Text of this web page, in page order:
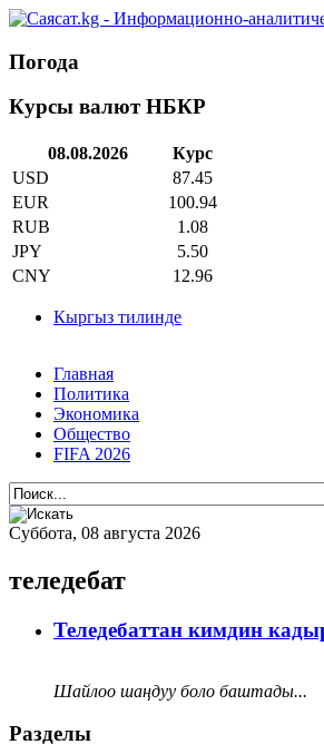
Погода
Курсы валют НБКР
08.08.2026
Курс
USD
87.45
EUR
100.94
RUB
1.08
JPY
5.50
CNY
12.96
Кыргыз тилинде
Главная
Политика
Экономика
Общество
FIFA 2026
Суббота, 08 августа 2026
теледебат
Теледебаттан кимдин
Шайлоо шаңдуу боло баштады...
Разделы